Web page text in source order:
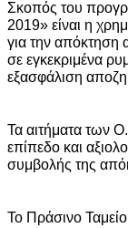
Σκοπός του
2019» είναι η
για την
σε εγκεκριμένα
εξασφάλιση
Τα αιτήματα των
επίπεδο και
συμβολής της
Το Πράσινο